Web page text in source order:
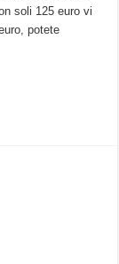
soli 125 euro vi
potete